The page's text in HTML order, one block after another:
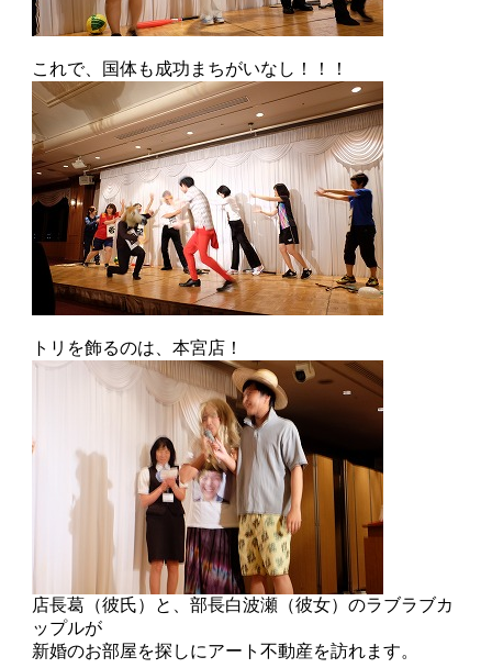
これで、国体も成功まちがいなし！！！
トリを飾るのは、本宮店！
店長葛（彼氏）と、部長白波瀬（彼女）のラブラブカ
ップルが
新婚のお部屋を探しにアート不動産を訪れます。